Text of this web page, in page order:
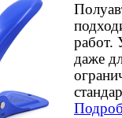
работ.
даже